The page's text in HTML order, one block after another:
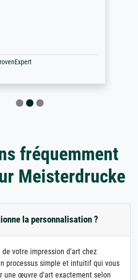
fréquemment
Meisterdrucke
la personnalisation ?
votre impression d'art chez
processus simple et intuitif qui vous
une œuvre d'art exactement selon